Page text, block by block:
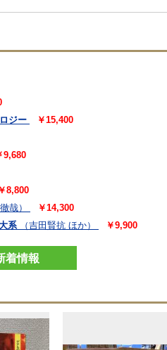
ジー
￥15,400
9,680
￥8,800
哉）
￥14,300
系
（吉田賢抗 ほか） ￥9,900
着情報